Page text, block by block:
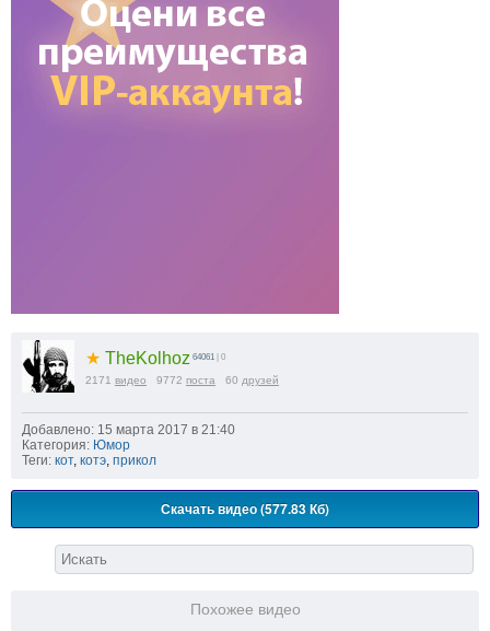
★ TheKolhoz 64061 | 0
2171 видео 9772 поста 60 друзей
Добавлено: 15 марта 2017 в 21:40
Категория: Юмор
Теги: кот, котэ прикол
Скачать видео (577.83 Кб)
Похожее видео